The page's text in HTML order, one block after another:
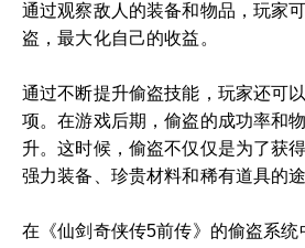
通过观察敌人的装备和物品，玩家
盗，最大化自己的收益。
通过不断提升偷盗技能，玩家还可
项。在游戏后期，偷盗的成功率和
升。这时候，偷盗不仅仅是为了获
强力装备、珍贵材料和稀有道具的途
在《仙剑奇侠传5前传》的偷盗系